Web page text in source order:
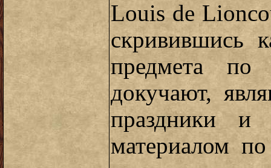
Louis de
скривившись
предмета
докучают,
праздники
материалом